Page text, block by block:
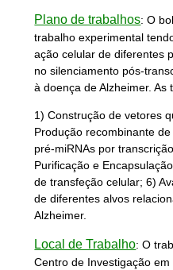
Plano de trabalhos: O
trabalho experimental
ação celular de diferentes
no silenciamento pós-
à doença de Alzheimer. As
1) Construção de vetores
Produção recombinante
pré-miRNAs por
Purificação e
de transfeção celular; 6)
de diferentes alvos
Alzheimer.
Local de Trabalho:O
Centro de Investigação